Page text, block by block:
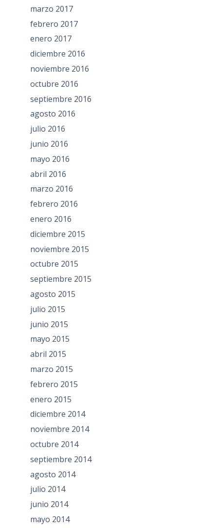
marzo 2017
febrero 2017
enero 2017
diciembre 2016
noviembre 2016
octubre 2016
septiembre 2016
agosto 2016
julio 2016
junio 2016
mayo 2016
abril 2016
marzo 2016
febrero 2016
enero 2016
diciembre 2015
noviembre 2015
octubre 2015
septiembre 2015
agosto 2015
julio 2015
junio 2015
mayo 2015
abril 2015
marzo 2015
febrero 2015
enero 2015
diciembre 2014
noviembre 2014
octubre 2014
septiembre 2014
agosto 2014
julio 2014
junio 2014
mayo 2014